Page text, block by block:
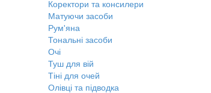
Коректори та консилери
Матуючи засоби
Рум'яна
Тональні засоби
Очі
Туш для вій
Тіні для очей
Олівці та підводка